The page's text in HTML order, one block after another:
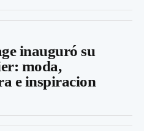
inauguró su
moda,
e inspiracion